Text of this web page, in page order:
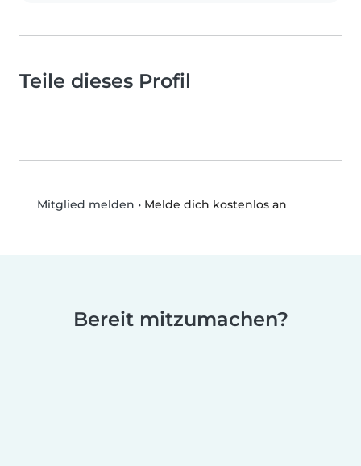
Teile dieses Profil
Mitglied melden • Melde dich kostenlos an
Bereit mitzumachen?